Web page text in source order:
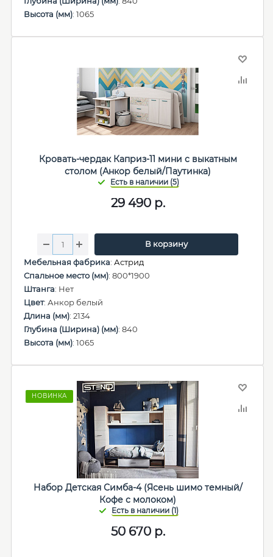
Высота (мм): 1065
Кровать-чердак Каприз-11 мини с выкатным
столом (Анкор белый/Паутинка)
29 490р.
В корзину
Мебельная фабрика: Астрид
Спальное место (мм): 800*1900
Штанга: Нет
Цвет: Анкор белый
Длина (мм): 2134
Глубина (Ширина) (мм): 840
Высота (мм): 1065
НОВИНКА
Набор Детская Симба-4 (Ясень шимо темный/
Кофе с молоком)
50 670р.